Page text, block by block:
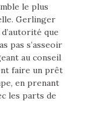
le plus
Gerlinger
que
pas s’asseoir
au conseil
faire un prêt
en prenant
les parts de